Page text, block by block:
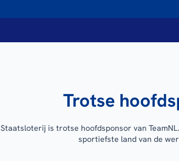
Trotse
Staatsloterij is trotse hoofdsponsor van
sportiefste land van de